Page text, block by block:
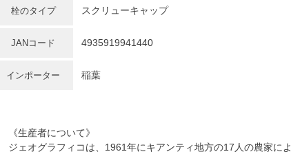
栓のタイプ スクリューキャップ
JANコード 4935919941440
インポーター 稲葉
《生産者について》
ジェオグラフィコは、1961年にキアンティ地方の17人の農家によ